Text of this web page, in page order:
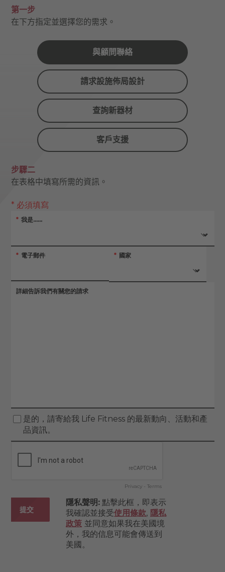
第一步
在下方指定並選擇您的需求。
與顧問聯絡
請求設施佈局設計
查詢新器材
客戶支援
步驟二
在表格中填寫所需的資訊。